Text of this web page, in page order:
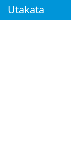
Utakata